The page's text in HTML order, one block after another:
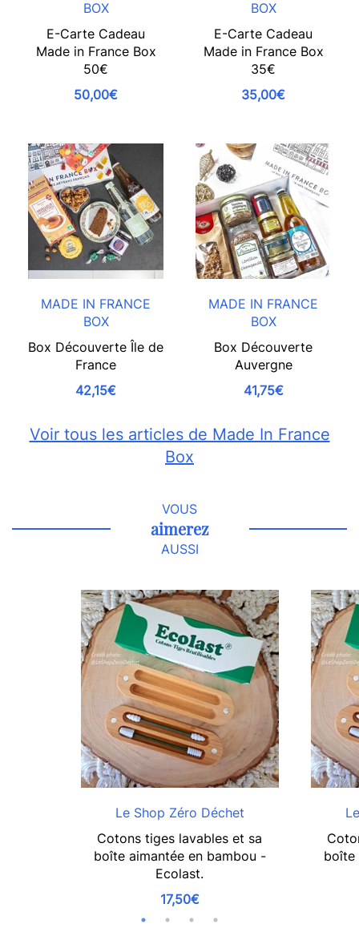
BOX
E-Carte Cadeau
Made in France Box
50€
50,00€
BOX
E-Carte Cadeau
Made in France Box
35€
35,00€
MADE IN FRANCE
BOX
Box Découverte Île de
France
42,15€
MADE IN FRANCE
BOX
Box Découverte
Auvergne
41,75€
Voir tous les articles de Made In France
Box
VOUS
aimerez
AUSSI
Le Shop Zéro Déchet
Cotons tiges lavables et sa
boîte aimantée en bambou -
Ecolast.
17,50€
boîte